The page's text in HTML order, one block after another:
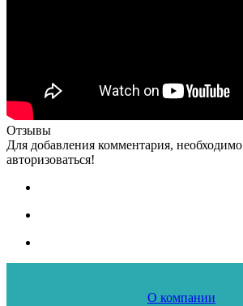
Отзывы
Для добавления комментария, необходимо
авторизоваться!
О компании